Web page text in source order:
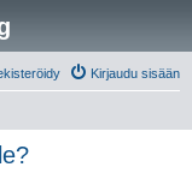
Kirjaudu sisään